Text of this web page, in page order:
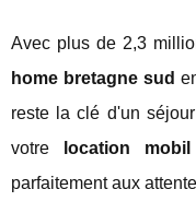
Avec plus de 2,3
home bretagne sud
reste la clé d'un
votre
location
parfaitement aux